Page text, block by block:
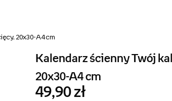
20x30-A4 cm